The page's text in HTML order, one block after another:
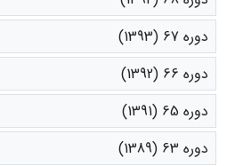
دوره 67 (1393)
دوره 66 (1392)
دوره 65 (1391)
دوره 63 (1389)